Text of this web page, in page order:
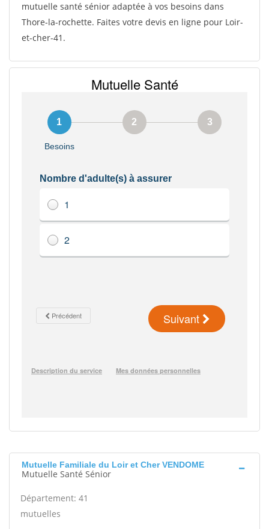
mutuelle santé sénior adaptée à vos besoins dans
Thore-la-rochette. Faites votre devis en ligne pour Loir-
et-cher-41.
Mutuelle Familiale du Loir et Cher VENDOME
Mutuelle Santé Sénior
Département: 41
mutuelles